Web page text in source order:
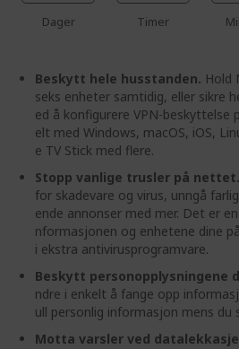
Dager Timer
Beskytt hele husstanden. Hold
seks enheter samtidig, eller sikre
ed å konfigurere VPN-beskyttelse
elt med Windows, macOS, iOS,
e TV Stick med flere.
Stopp vanlige trusler på nettet.
for skadevare og virus, unngå
ende annonser med mer. Det er
nformasjonen og enhetene dine
i ekstra antivirusprogramvare.
Beskytt personopplysningene
ndre i enkelt å fange opp
ull personlig informasjon mens du
Motta varsler ved